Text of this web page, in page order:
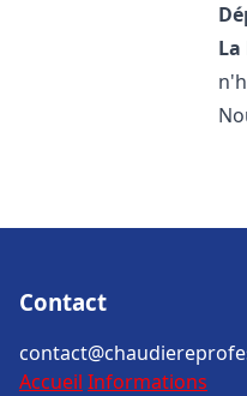
La
Contact
Accueil Informations